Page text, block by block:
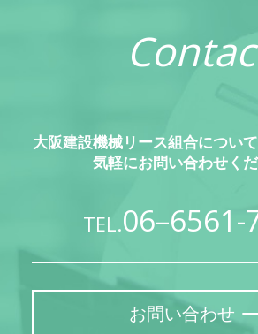
大阪建設機械リース組合につい
気軽にお問い合わせくだ
TEL.06–6561-
お問い合わせ